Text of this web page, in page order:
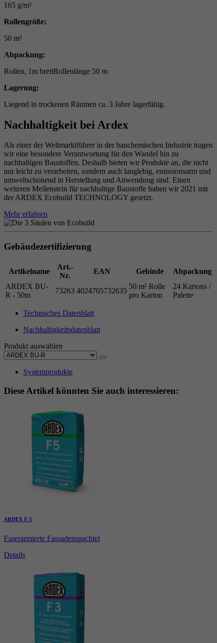
165 g/m²
Rollengröße:
50 m²
Abpackung:
Rollen, 1m breitRollenlänge 50 m
Lagerung:
Liegend in trockenen Räumen ca. 3 Jahre lagerfähig.
Nachhaltigkeit bei Ardex
Als einer der Weltmarktführer in der bauchemischen Industrie tragen
wir eine besondere Verantwortung für den Wandel hin zu
nachhaltigen Baustoffen. Deshalb bieten wir Produkte an, die nicht
nur leicht zu verarbeiten, sondern auch langlebig, emissionsarm und
umweltschonend in Herstellung und Anwendung sind. Einen
weiteren Meilenstein für nachhaltige Baustoffe haben wir 2021 mit
der ARDEX Ecobuild TECHNOLOGY gesetzt.
Mehr erfahren
Gebäudezertifizierung
Artikelname
Art.-
Nr.
EAN Gebinde
Abpackung
ARDEX BU-
R - 50m
73263 4024705732635
50 m² Rolle
pro Karton
24 Kartons /
Palette
Technisches Datenblatt
Nachhaltigkeitsdatenblatt
Produkt auswählen
Systemprodukte
Diese Artikel könnten Sie auch interessieren:
ARDEX F 5
Faserarmierte Fassadenspachtel
Details